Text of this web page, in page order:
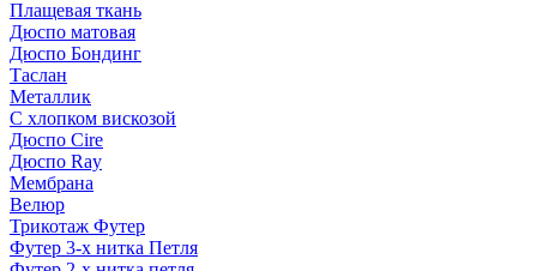
Плащевая ткань
Дюспо матовая
Дюспо Бондинг
Таслан
Металлик
С хлопком вискозой
Дюспо Cire
Дюспо Ray
Мембрана
Велюр
Трикотаж Футер
Футер 3-х нитка Петля